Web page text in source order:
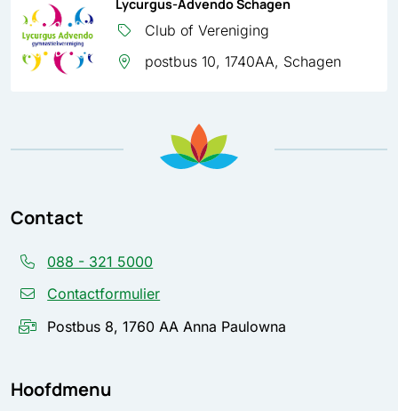
Lycurgus-Advendo Schagen
Club of Vereniging
postbus 10, 1740AA, Schagen
Contact
088 - 321 5000
Contactformulier
Postbus 8, 1760 AA Anna Paulowna
Hoofdmenu